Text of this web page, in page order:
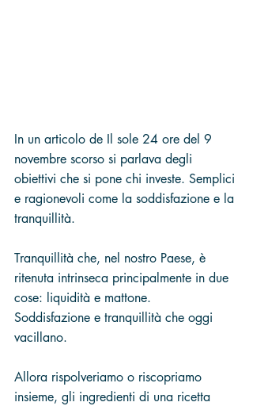
In un articolo de Il sole 24 ore del 9
novembre scorso si parlava degli
obiettivi che si pone chi investe. Semplici
e ragionevoli come la soddisfazione e la
tranquillità.
Tranquillità che, nel nostro Paese, è
ritenuta intrinseca principalmente in due
cose: liquidità e mattone.
Soddisfazione e tranquillità che oggi
vacillano.
Allora rispolveriamo o riscopriamo
insieme, gli ingredienti di una ricetta